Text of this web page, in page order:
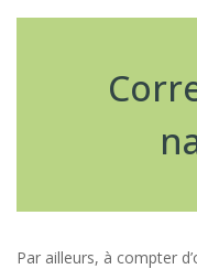
Par ailleurs, à compter